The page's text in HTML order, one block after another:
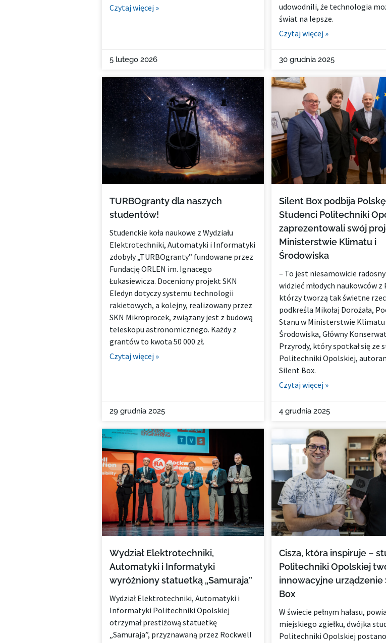
Czytaj więcej »
5 lutego 2026
udowodnili, że technologia
świat na lepsze.
Czytaj więcej »
30 grudnia 2025
TURBOgranty dla naszych
studentów!
Studenckie koła naukowe z Wydziału
Elektrotechniki, Automatyki i Informatyki
zdobyły „TURBOgranty” fundowane przez
Fundację ORLEN im. Ignacego
Łukasiewicza. Doceniony projekt SKN
Eledyn dotyczy systemu technologii
rakietowych, a kolejny, realizowany przez
SKN Mikroprocek, związany jest z budową
teleskopu astronomicznego. Każdy z
grantów to kwota 50 000 zł.
Czytaj więcej »
29 grudnia 2025
Silent Box podbija
Studenci Politechniki
zaprezentowali swój
Ministerstwie Klimatu i
Środowiska
– To jest niesamowicie
widzieć młodych naukowców z
którzy tworzą tak świetne
podkreśla Mikołaj Dorożała,
Stanu w Ministerstwie Klimatu
Środowiska, Główny
Przyrody, który spotkał się ze
Politechniki Opolskiej,
Silent Box.
Czytaj więcej »
4 grudnia 2025
Wydział Elektrotechniki,
Automatyki i Informatyki
wyróżniony statuetką „Samuraja”
Wydział Elektrotechniki, Automatyki i
Informatyki Politechniki Opolskiej
otrzymał prestiżową statuetkę
„Samuraja”, przyznawaną przez Rockwell
Cisza, która inspiruje –
Politechniki Opolskiej
innowacyjne urządzenie
Box
W świecie pełnym hałasu,
miejskiego zgiełku, dwójka
Politechniki Opolskiej